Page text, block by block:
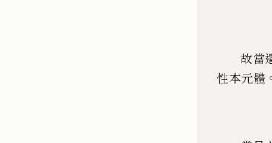
故當
性本元體